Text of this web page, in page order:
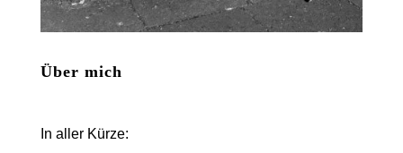
Über mich
In aller Kürze: